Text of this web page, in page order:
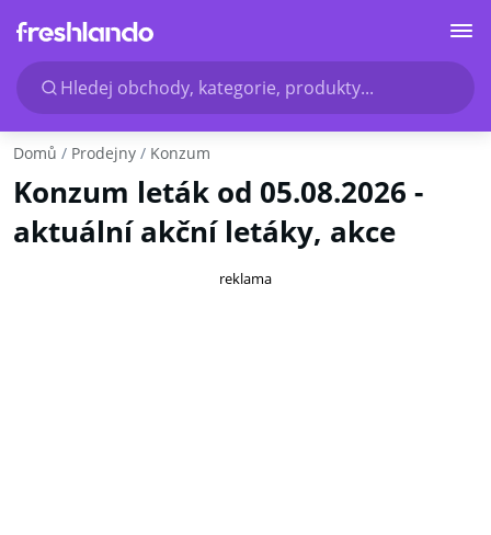
Hledej obchody, kategorie, produkty...
Domů Prodejny Konzum
Konzum leták od 05.08.2026 -
aktuální akční letáky, akce
reklama